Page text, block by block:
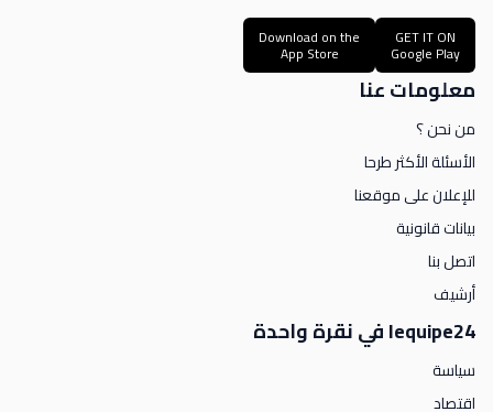
GET IT ON
Google Play
Download on the
App Store
معلومات عنا
من نحن ؟
الأسئلة الأكثر طرحا
للإعلان على موقعنا
بيانات قانونية
اتصل بنا
أرشيف
lequipe24 في نقرة واحدة
سياسة
اقتصاد